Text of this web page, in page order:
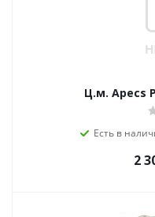
Ц.м. Apecs
Есть в
2